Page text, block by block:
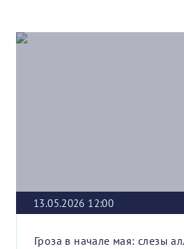
13.05.2026 12:00
Гроза в начале мая: слезы